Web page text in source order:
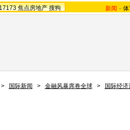
焦点房地产 搜狗 新闻 -
> 国际新闻 > 金融风暴席卷全球 > 国际经